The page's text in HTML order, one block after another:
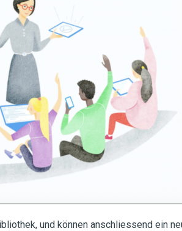
und können anschliessend ein